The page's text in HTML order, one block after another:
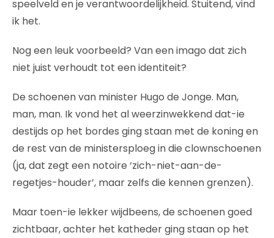
speelveld en je verantwoordelijkheid. Stuitend, vind
ik het.
Nog een leuk voorbeeld? Van een imago dat zich
niet juist verhoudt tot een identiteit?
De schoenen van minister Hugo de Jonge. Man,
man, man. Ik vond het al weerzinwekkend dat-ie
destijds op het bordes ging staan met de koning en
de rest van de ministersploeg in die clownschoenen
(ja, dat zegt een notoire ‘zich-niet-aan-de-
regetjes-houder’, maar zelfs die kennen grenzen).
Maar toen-ie lekker wijdbeens, de schoenen goed
zichtbaar, achter het katheder ging staan op het